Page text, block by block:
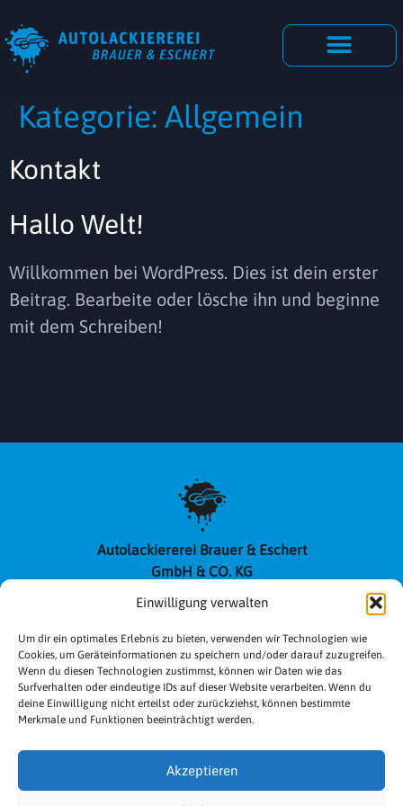
Einwilligung verwalten
Um dir ein optimales Erlebnis zu bieten, verwenden wir Technologien wie
Cookies, um Geräteinformationen zu speichern und/oder darauf zuzugreifen.
Wenn du diesen Technologien zustimmst, können wir Daten wie das
Surfverhalten oder eindeutige IDs auf dieser Website verarbeiten. Wenn du
deine Einwilligung nicht erteilst oder zurückziehst, können bestimmte
Merkmale und Funktionen beeinträchtigt werden.
Akzeptieren
Kategorie: Allgemein
Kontakt
Hallo Welt!
Willkommen bei WordPress. Dies ist dein erster
Beitrag. Bearbeite oder lösche ihn und beginne
mit dem Schreiben!
Autolackiererei Brauer & Eschert
GmbH & CO. KG
Am Bühl 6, 99099 Erfurt
Telefon: 0361 41 36 27
Fax: 0361 41 707 62
Sie erreichen uns
Montag bis Donnerstag
7 bis 16.30 Uhr
Impressum